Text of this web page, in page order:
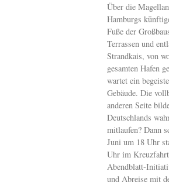
Über die
Hamburgs
Fuße der
Terrassen und
Strandkais, von
gesamten Hafen
wartet ein
Gebäude. Die
anderen Seite
Deutschlands
mitlaufen? Dann
Juni um 18 Uhr
Uhr im
Abendblatt-
und Abreise mit